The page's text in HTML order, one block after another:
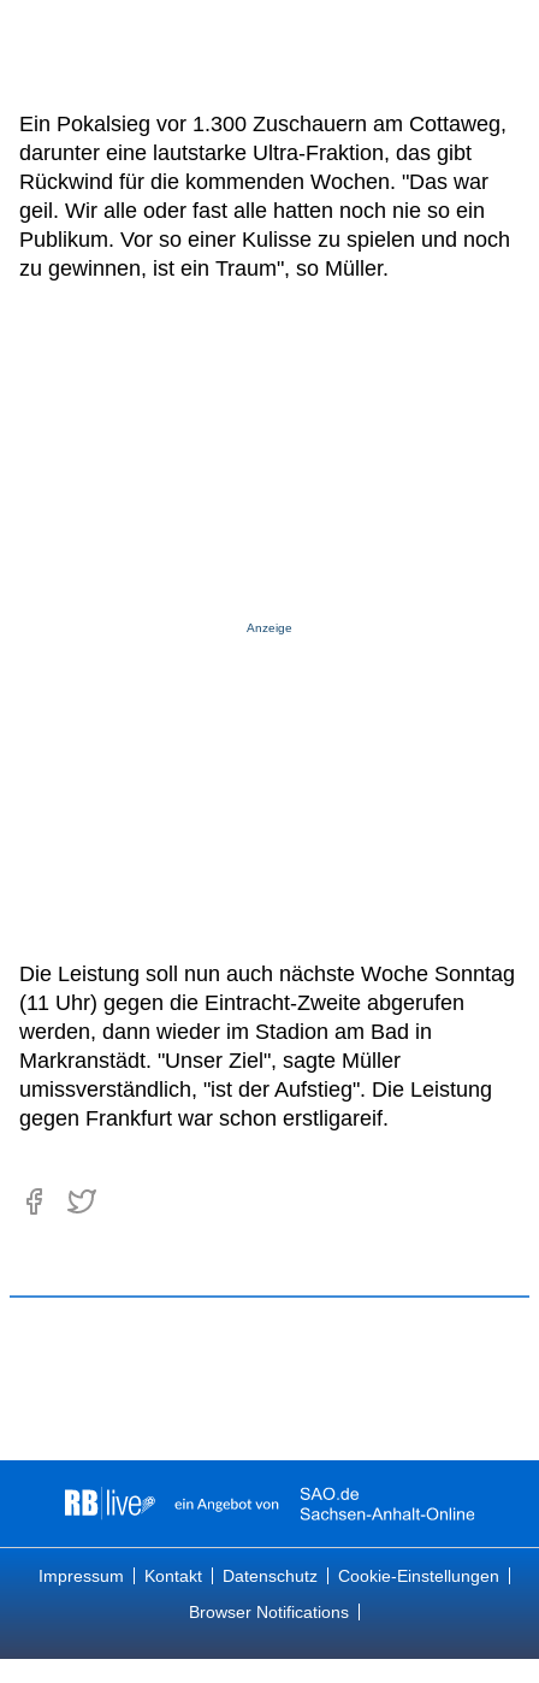
Ein Pokalsieg vor 1.300 Zuschauern am Cottaweg,
darunter eine lautstarke Ultra-Fraktion, das gibt
Rückwind für die kommenden Wochen. "Das war
geil. Wir alle oder fast alle hatten noch nie so ein
Publikum. Vor so einer Kulisse zu spielen und noch
zu gewinnen, ist ein Traum", so Müller.
Anzeige
Die Leistung soll nun auch nächste Woche Sonntag
(11 Uhr) gegen die Eintracht-Zweite abgerufen
werden, dann wieder im Stadion am Bad in
Markranstädt. "Unser Ziel", sagte Müller
umissverständlich, "ist der Aufstieg". Die Leistung
gegen Frankfurt war schon erstligareif.
Impressum Kontakt Datenschutz
Cookie-Einstellungen
Browser Notifications